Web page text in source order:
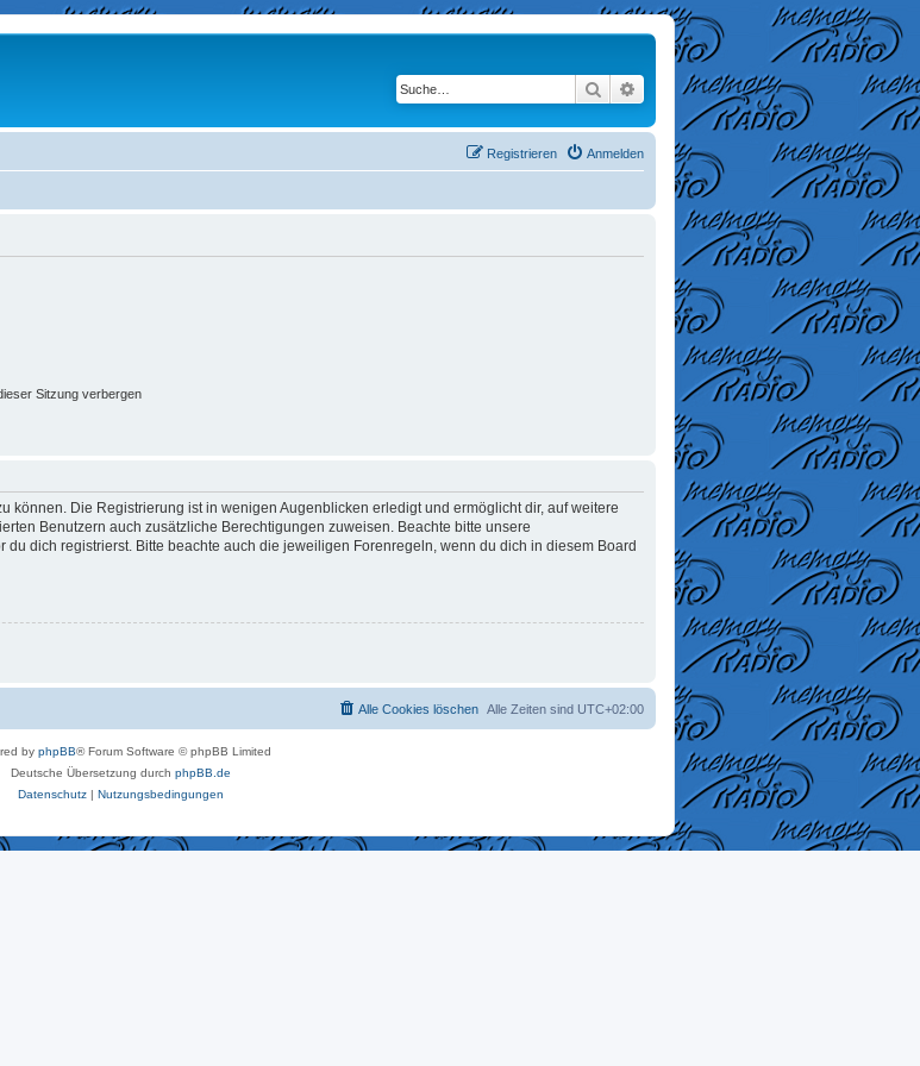
Suche Erweiterte Suche
Anmelden
Registrieren
Sitzung verbergen
können. Die Registrierung ist in wenigen Augenblicken erledigt und ermöglicht dir, auf weitere
Benutzern auch zusätzliche Berechtigungen zuweisen. Beachte bitte unsere
dich registrierst. Bitte beachte auch die jeweiligen Forenregeln, wenn du dich in diesem Board
Alle Zeiten sind UTC+02:00
Alle Cookies löschen
by phpBB® Forum Software © phpBB Limited
Deutsche Übersetzung durch phpBB.de
Datenschutz| Nutzungsbedingungen